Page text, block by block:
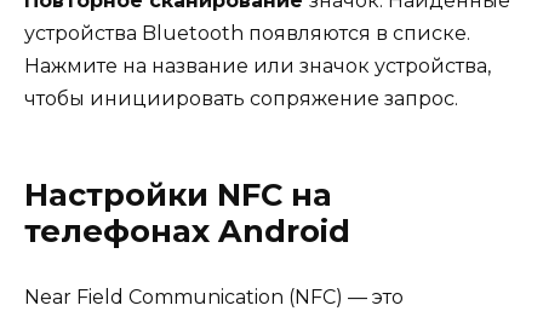
устройства Bluetooth появляются в списке.
Нажмите на название или значок устройства,
чтобы инициировать сопряжение запрос.
Настройки NFC на
телефонах Android
Near Field Communication (NFC) — это